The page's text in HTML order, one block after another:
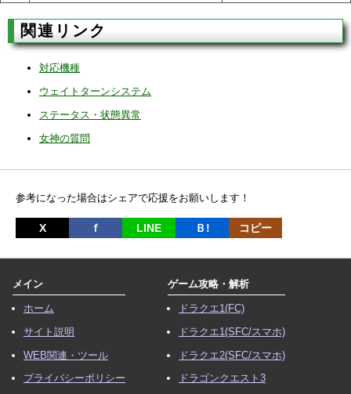
関連リンク
対応機種
ウェイトターンシステム
ステータス・状態異常
女神の質問
参考になった場合はシェアで応援をお願いします！
X ｆ LINE Ｂ! コピー
メイン
ホーム
サイト説明
WEB関連・ツール
プライバシーポリシー
ゲーム攻略・解析
ドラクエ1(FC)
ドラクエ1(SFC/スマホ)
ドラクエ2(SFC/スマホ)
ドラゴンクエスト3